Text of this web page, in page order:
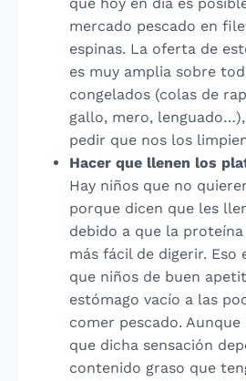
mercado pescado en
espinas. La oferta de
es muy amplia sobre
congelados (colas de
gallo, mero,
pedir que nos los
Hacer que llenen los
Hay niños que no
porque dicen que les
debido a que la
más fácil de digerir. Eso
que niños de buen
estómago vacío a las
comer pescado.
que dicha sensación
contenido graso que